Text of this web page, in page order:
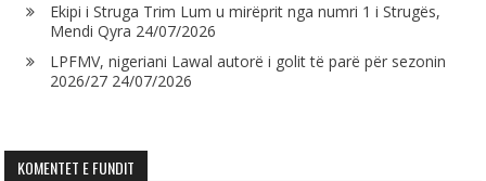
Ekipi i Struga Trim Lum u mirëprit nga numri 1 i Strugës,
Mendi Qyra 24/07/2026
LPFMV, nigeriani Lawal autorë i golit të parë për sezonin
2026/27 24/07/2026
KOMENTET E FUNDIT